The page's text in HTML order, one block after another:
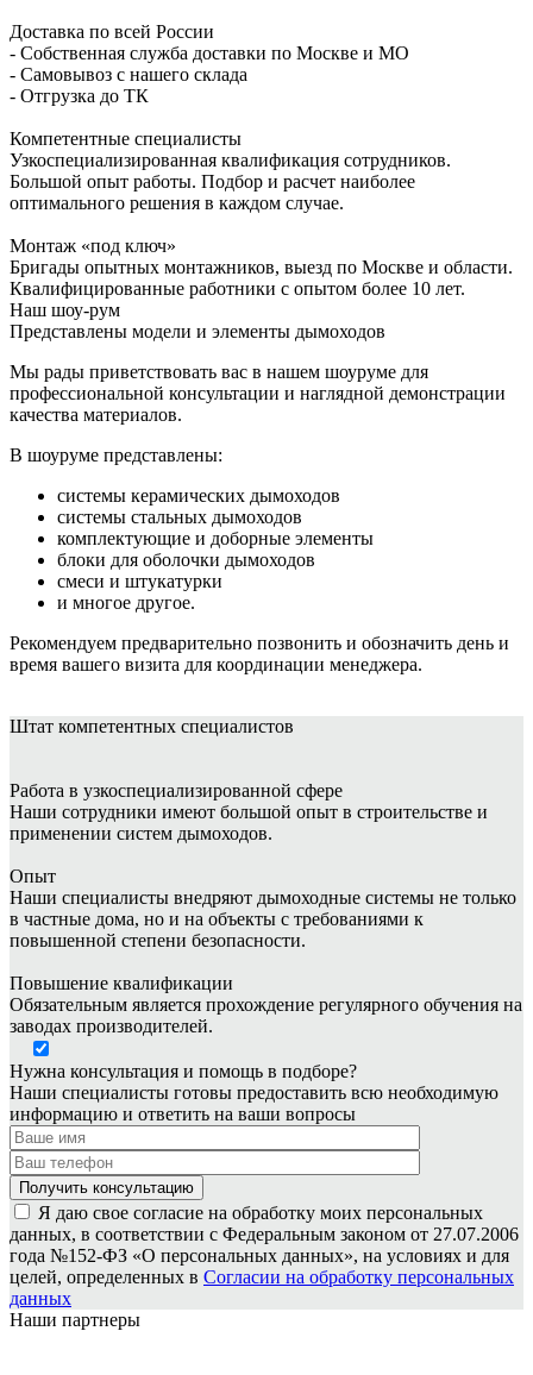
Доставка по всей России
- Собственная служба доставки по Москве и МО
- Самовывоз с нашего склада
- Отгрузка до ТК
Компетентные специалисты
Узкоспециализированная квалификация сотрудников.
Большой опыт работы. Подбор и расчет наиболее
оптимального решения в каждом случае.
Монтаж «под ключ»
Бригады опытных монтажников, выезд по Москве и области.
Квалифицированные работники с опытом более 10 лет.
Наш шоу-рум
Представлены модели и элементы дымоходов
Мы рады приветствовать вас в нашем шоуруме для
профессиональной консультации и наглядной демонстрации
качества материалов.
В шоуруме представлены:
системы керамических дымоходов
системы стальных дымоходов
комплектующие и доборные элементы
блоки для оболочки дымоходов
смеси и штукатурки
и многое другое.
Рекомендуем предварительно позвонить и обозначить день и
время вашего визита для координации менеджера.
Штат компетентных специалистов
Работа в узкоспециализированной сфере
Наши сотрудники имеют большой опыт в строительстве и
применении систем дымоходов.
Опыт
Наши специалисты внедряют дымоходные системы не только
в частные дома, но и на объекты с требованиями к
повышенной степени безопасности.
Повышение квалификации
Обязательным является прохождение регулярного обучения на
заводах производителей.
Нужна консультация и помощь в подборе?
Наши специалисты готовы предоставить всю необходимую
информацию и ответить на ваши вопросы
Я даю свое согласие на обработку моих персональных
данных, в соответствии с Федеральным законом от 27.07.2006
года №152-ФЗ «О персональных данных», на условиях и для
целей, определенных в Согласии на обработку персональных
данных
Наши партнеры